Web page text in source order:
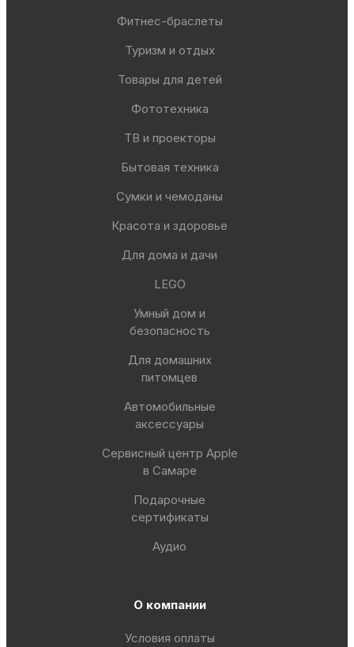
Фитнес-браслеты
Туризм и отдых
Товары для детей
Фототехника
ТВ и проекторы
Бытовая техника
Сумки и чемоданы
Красота и здоровье
Для дома и дачи
LEGO
Умный дом и
безопасность
Для домашних
питомцев
Автомобильные
аксессуары
Сервисный центр Apple
в Самаре
Подарочные
сертификаты
Аудио
О компании
Условия оплаты